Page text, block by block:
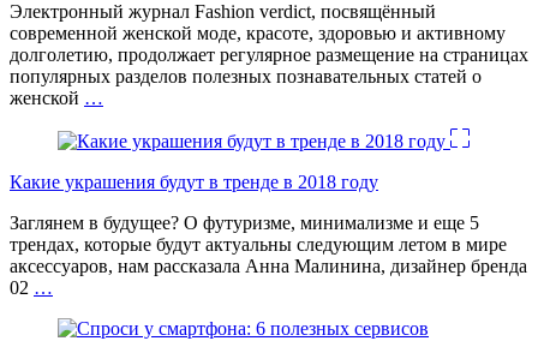
Электронный журнал Fashion verdict, посвящённый
современной женской моде, красоте, здоровью и активному
долголетию, продолжает регулярное размещение на страницах
популярных разделов полезных познавательных статей о
женской …
Какие украшения будут в тренде в 2018 году
Заглянем в будущее? О футуризме, минимализме и еще 5
трендах, которые будут актуальны следующим летом в мире
аксессуаров, нам рассказала Анна Малинина, дизайнер бренда
02 …